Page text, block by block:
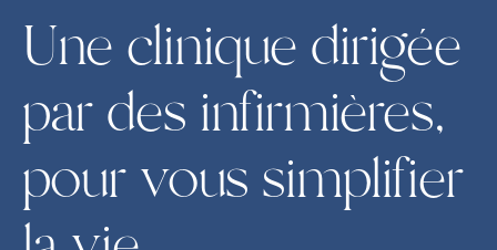
Une clinique dirigée
par des infirmières,
pour vous simplifier